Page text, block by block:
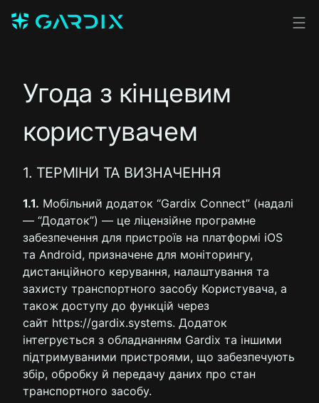
Угода з кінцевим
користувачем
1. ТЕРМІНИ ТА ВИЗНАЧЕННЯ
1.1. Мобільний додаток “Gardix Connect” (надалі
— “Додаток”) — це ліцензійне програмне
забезпечення для пристроїв на платформі iOS
та Android, призначене для моніторингу,
дистанційного керування, налаштування та
захисту транспортного засобу Користувача, а
також доступу до функцій через
сайт https://gardix.systems. Додаток
інтегрується з обладнанням Gardix та іншими
підтримуваними пристроями, що забезпечують
збір, обробку й передачу даних про стан
транспортного засобу.